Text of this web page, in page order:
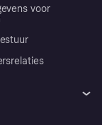
voor